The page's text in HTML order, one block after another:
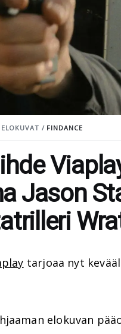
ELOKUVAT / FINDANCE
Jason
tarjoaa nyt
elokuvan